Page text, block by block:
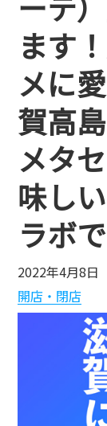
ます
メに
賀高
メタ
味し
ラボで
2022年4月8日
開店・閉店